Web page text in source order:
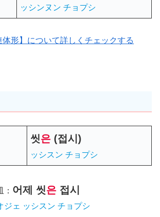
ッシンヌン チョプシ
形】について詳しくチェックする
씻은 (접시)
ッシスン チョプシ
어제 씻은 접시
ジェ ッシスン チョプシ